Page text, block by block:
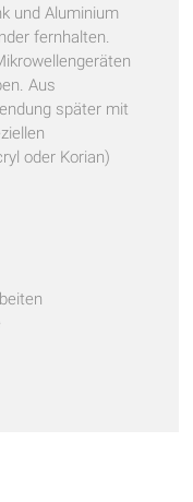
und Aluminium
fernhalten.
Aus
später mit
oder Korian)